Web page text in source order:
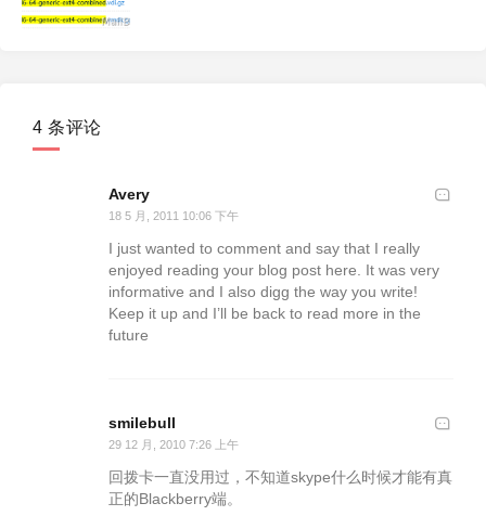
4 条评论
Avery
18 5 月, 2011 10:06 下午
I just wanted to comment and say that I really
enjoyed reading your blog post here. It was very
informative and I also digg the way you write!
Keep it up and I’ll be back to read more in the
future
smilebull
29 12 月, 2010 7:26 上午
回拨卡一直没用过，不知道skype什么时候才能有真
正的Blackberry端。